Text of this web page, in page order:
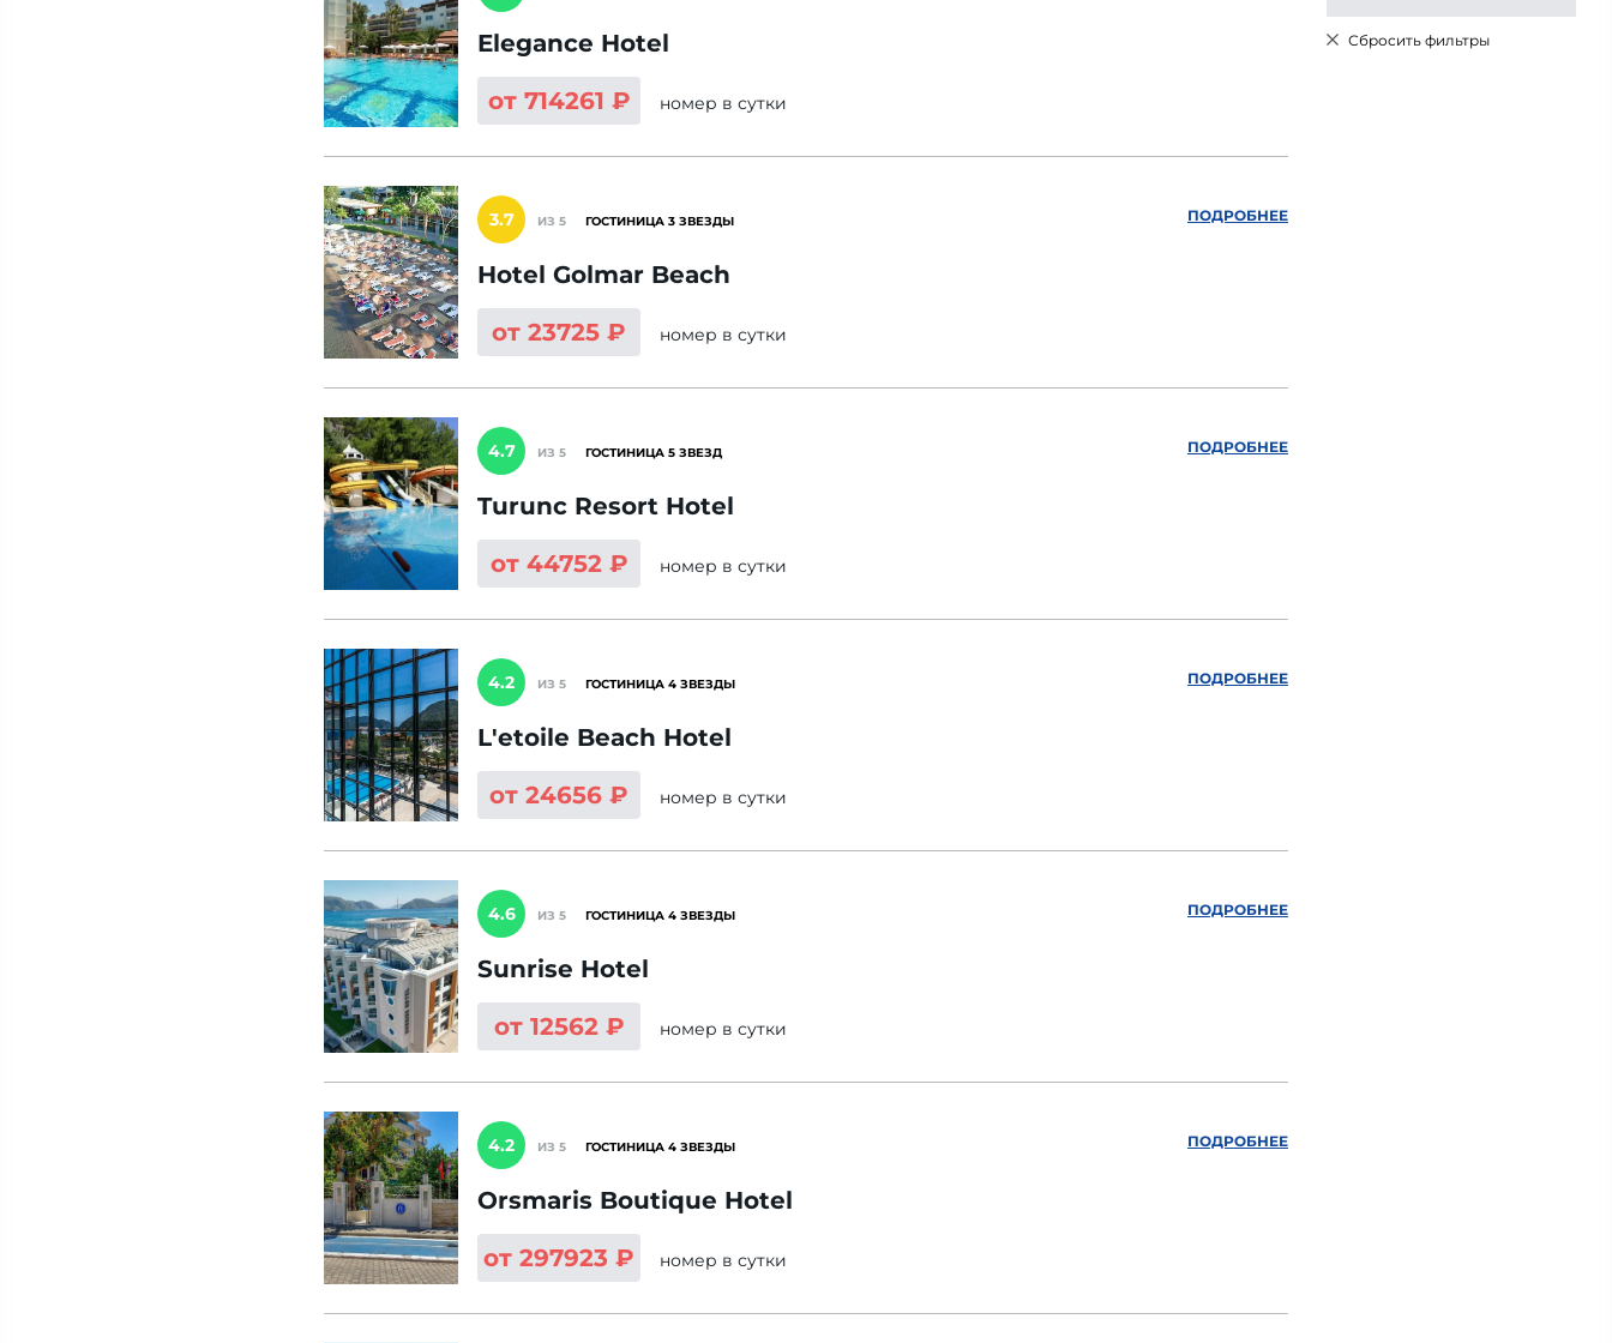
Elegance Hotel
от 714261 ₽
номер в сутки
3.7 ИЗ 5 ГОСТИНИЦА 3 ЗВЕЗДЫ
Hotel Golmar Beach
от 23725 ₽
номер в сутки
ПОДРОБНЕЕ
4.7 ИЗ 5 ГОСТИНИЦА 5 ЗВЕЗД
Turunc Resort Hotel
от 44752 ₽
номер в сутки
ПОДРОБНЕЕ
4.2 ИЗ 5 ГОСТИНИЦА 4 ЗВЕЗДЫ
L'etoile Beach Hotel
от 24656 ₽
номер в сутки
ПОДРОБНЕЕ
4.6 ИЗ 5 ГОСТИНИЦА 4 ЗВЕЗДЫ
Sunrise Hotel
от 12562 ₽
номер в сутки
ПОДРОБНЕЕ
4.2 ИЗ 5 ГОСТИНИЦА 4 ЗВЕЗДЫ
Orsmaris Boutique Hotel
от 297923 ₽
номер в сутки
ПОДРОБНЕЕ
Сбросить фильтры